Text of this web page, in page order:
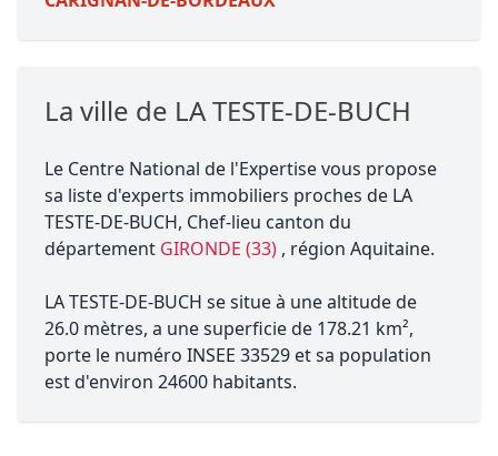
La ville de LA TESTE-DE-BUCH
Le Centre National de l'Expertise vous propose
sa liste d'experts immobiliers proches de LA
TESTE-DE-BUCH, Chef-lieu canton du
département GIRONDE (33) , région Aquitaine.
LA TESTE-DE-BUCH se situe à une altitude de
26.0 mètres, a une superficie de 178.21 km²,
porte le numéro INSEE 33529 et sa population
est d'environ 24600 habitants.